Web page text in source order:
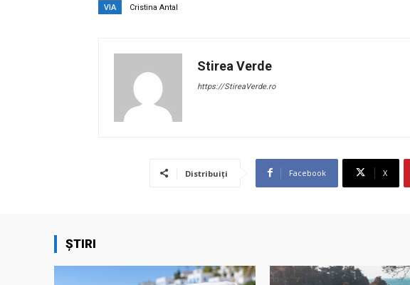
VIA Cristina Antal
Stirea Verde
https://StireaVerde.ro
Distribuiți Facebook X
ȘTIRI